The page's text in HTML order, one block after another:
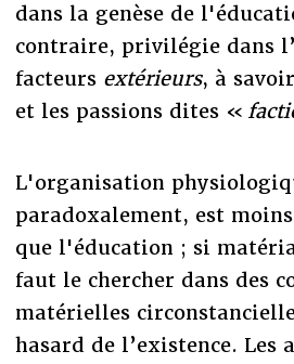
dans la genèse de
contraire, privilégie dans
facteurs extérieurs, à
et les passions dites «
L'organisation
paradoxalement, est
que l'éducation ; si
faut le chercher dans des
matérielles
hasard de l’existence. Les